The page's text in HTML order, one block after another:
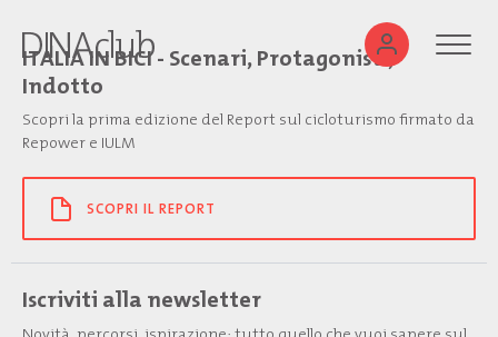
ITALIA IN BICI - Scenari, Protagonisti,
Indotto
Scopri la prima edizione del Report sul cicloturismo firmato da
Repower e IULM
SCOPRI IL REPORT
Iscriviti alla newsletter